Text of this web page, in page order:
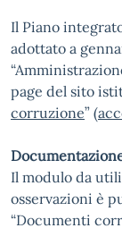
Il Piano
adottato a
page del sito
corruzione” (
Il modulo da
osservazioni è
“Documenti